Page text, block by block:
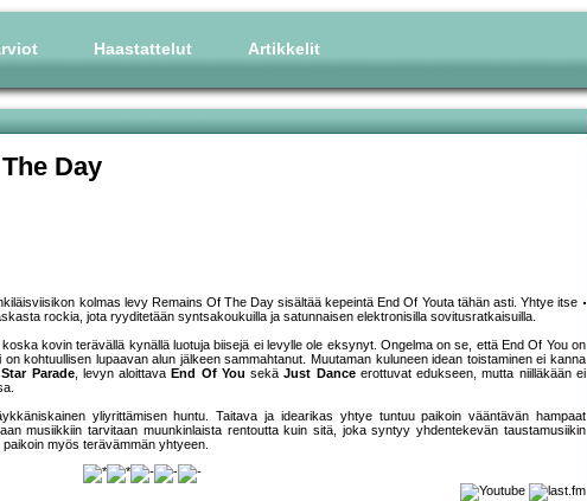
Haastattelut Artikkelit
Day
kolmas levy Remains Of The Day sisältää kepeintä End Of Youta tähän asti. Yhtye itse
rockia, jota ryyditetään syntsakoukuilla ja satunnaisen elektronisilla sovitusratkaisuilla.
kovin terävällä kynällä luotuja biisejä ei levylle ole eksynyt. Ongelma on se, että End Of You on
kohtuullisen lupaavan alun jälkeen sammahtanut. Muutaman kuluneen idean toistaminen ei kanna
Star Parade, levyn aloittava End Of You sekäJust Danceerottuvat edukseen, mutta niilläkään ei
yliyrittämisen huntu. Taitava ja idearikas yhtye tuntuu paikoin vääntävän hampaat
musiikkiin tarvitaan muunkinlaista rentoutta kuin sitä, joka syntyy yhdentekevän taustamusiikin
myös terävämmän yhtyeen.